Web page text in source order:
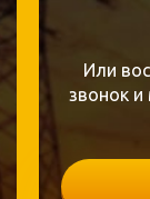
Или
звонок и